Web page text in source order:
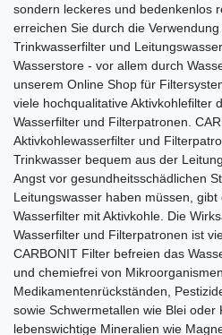
sondern leckeres und bedenkenlos
erreichen Sie durch die Verwendung
Trinkwasserfilter und
Wasserstore - vor allem durch
unserem Online Shop für
viele hochqualitative Aktivkohlefilter
Wasserfilter und Filterpatronen.
Aktivkohlewasserfilter und
Trinkwasser bequem aus der
Angst vor gesundheitsschädlichen
Leitungswasser haben müssen,
Wasserfilter mit Aktivkohle. Die
Wasserfilter und Filterpatronen ist
CARBONIT Filter befreien das
und chemiefrei von
Medikamentenrückständen,
sowie Schwermetallen wie Blei oder
lebenswichtige Mineralien wie